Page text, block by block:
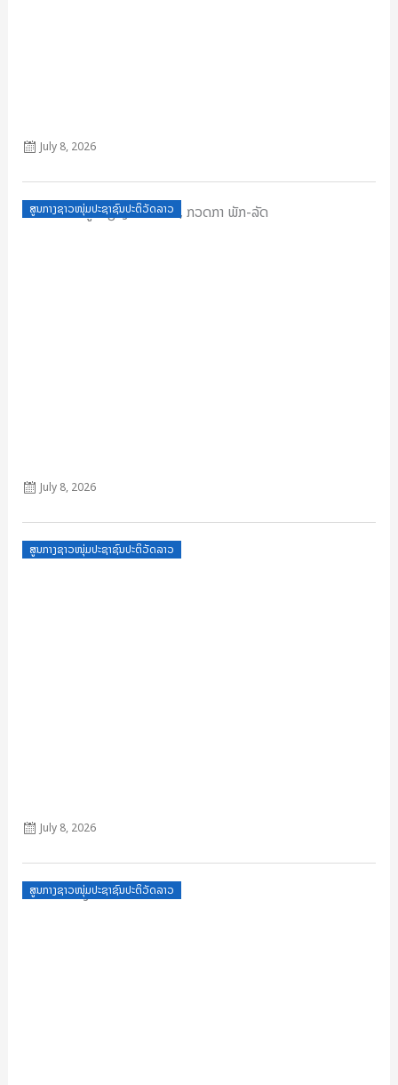
July 8, 2026
ສູນກາງຊາວໜຸ່ມປະຊາຊົນປະຕິວັດລາວ
Posted
on
July 8, 2026
ສູນກາງຊາວໜຸ່ມປະຊາຊົນປະຕິວັດລາວ
Posted
on
July 8, 2026
ສູນກາງຊາວໜຸ່ມປະຊາຊົນປະຕິວັດລາວ
Posted
on